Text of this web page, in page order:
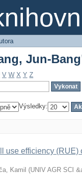
Jun-
Jun-
V W X Y Z
Výsledky:
use efficiency (RUE)
Kamil (UNIV AGR SCI